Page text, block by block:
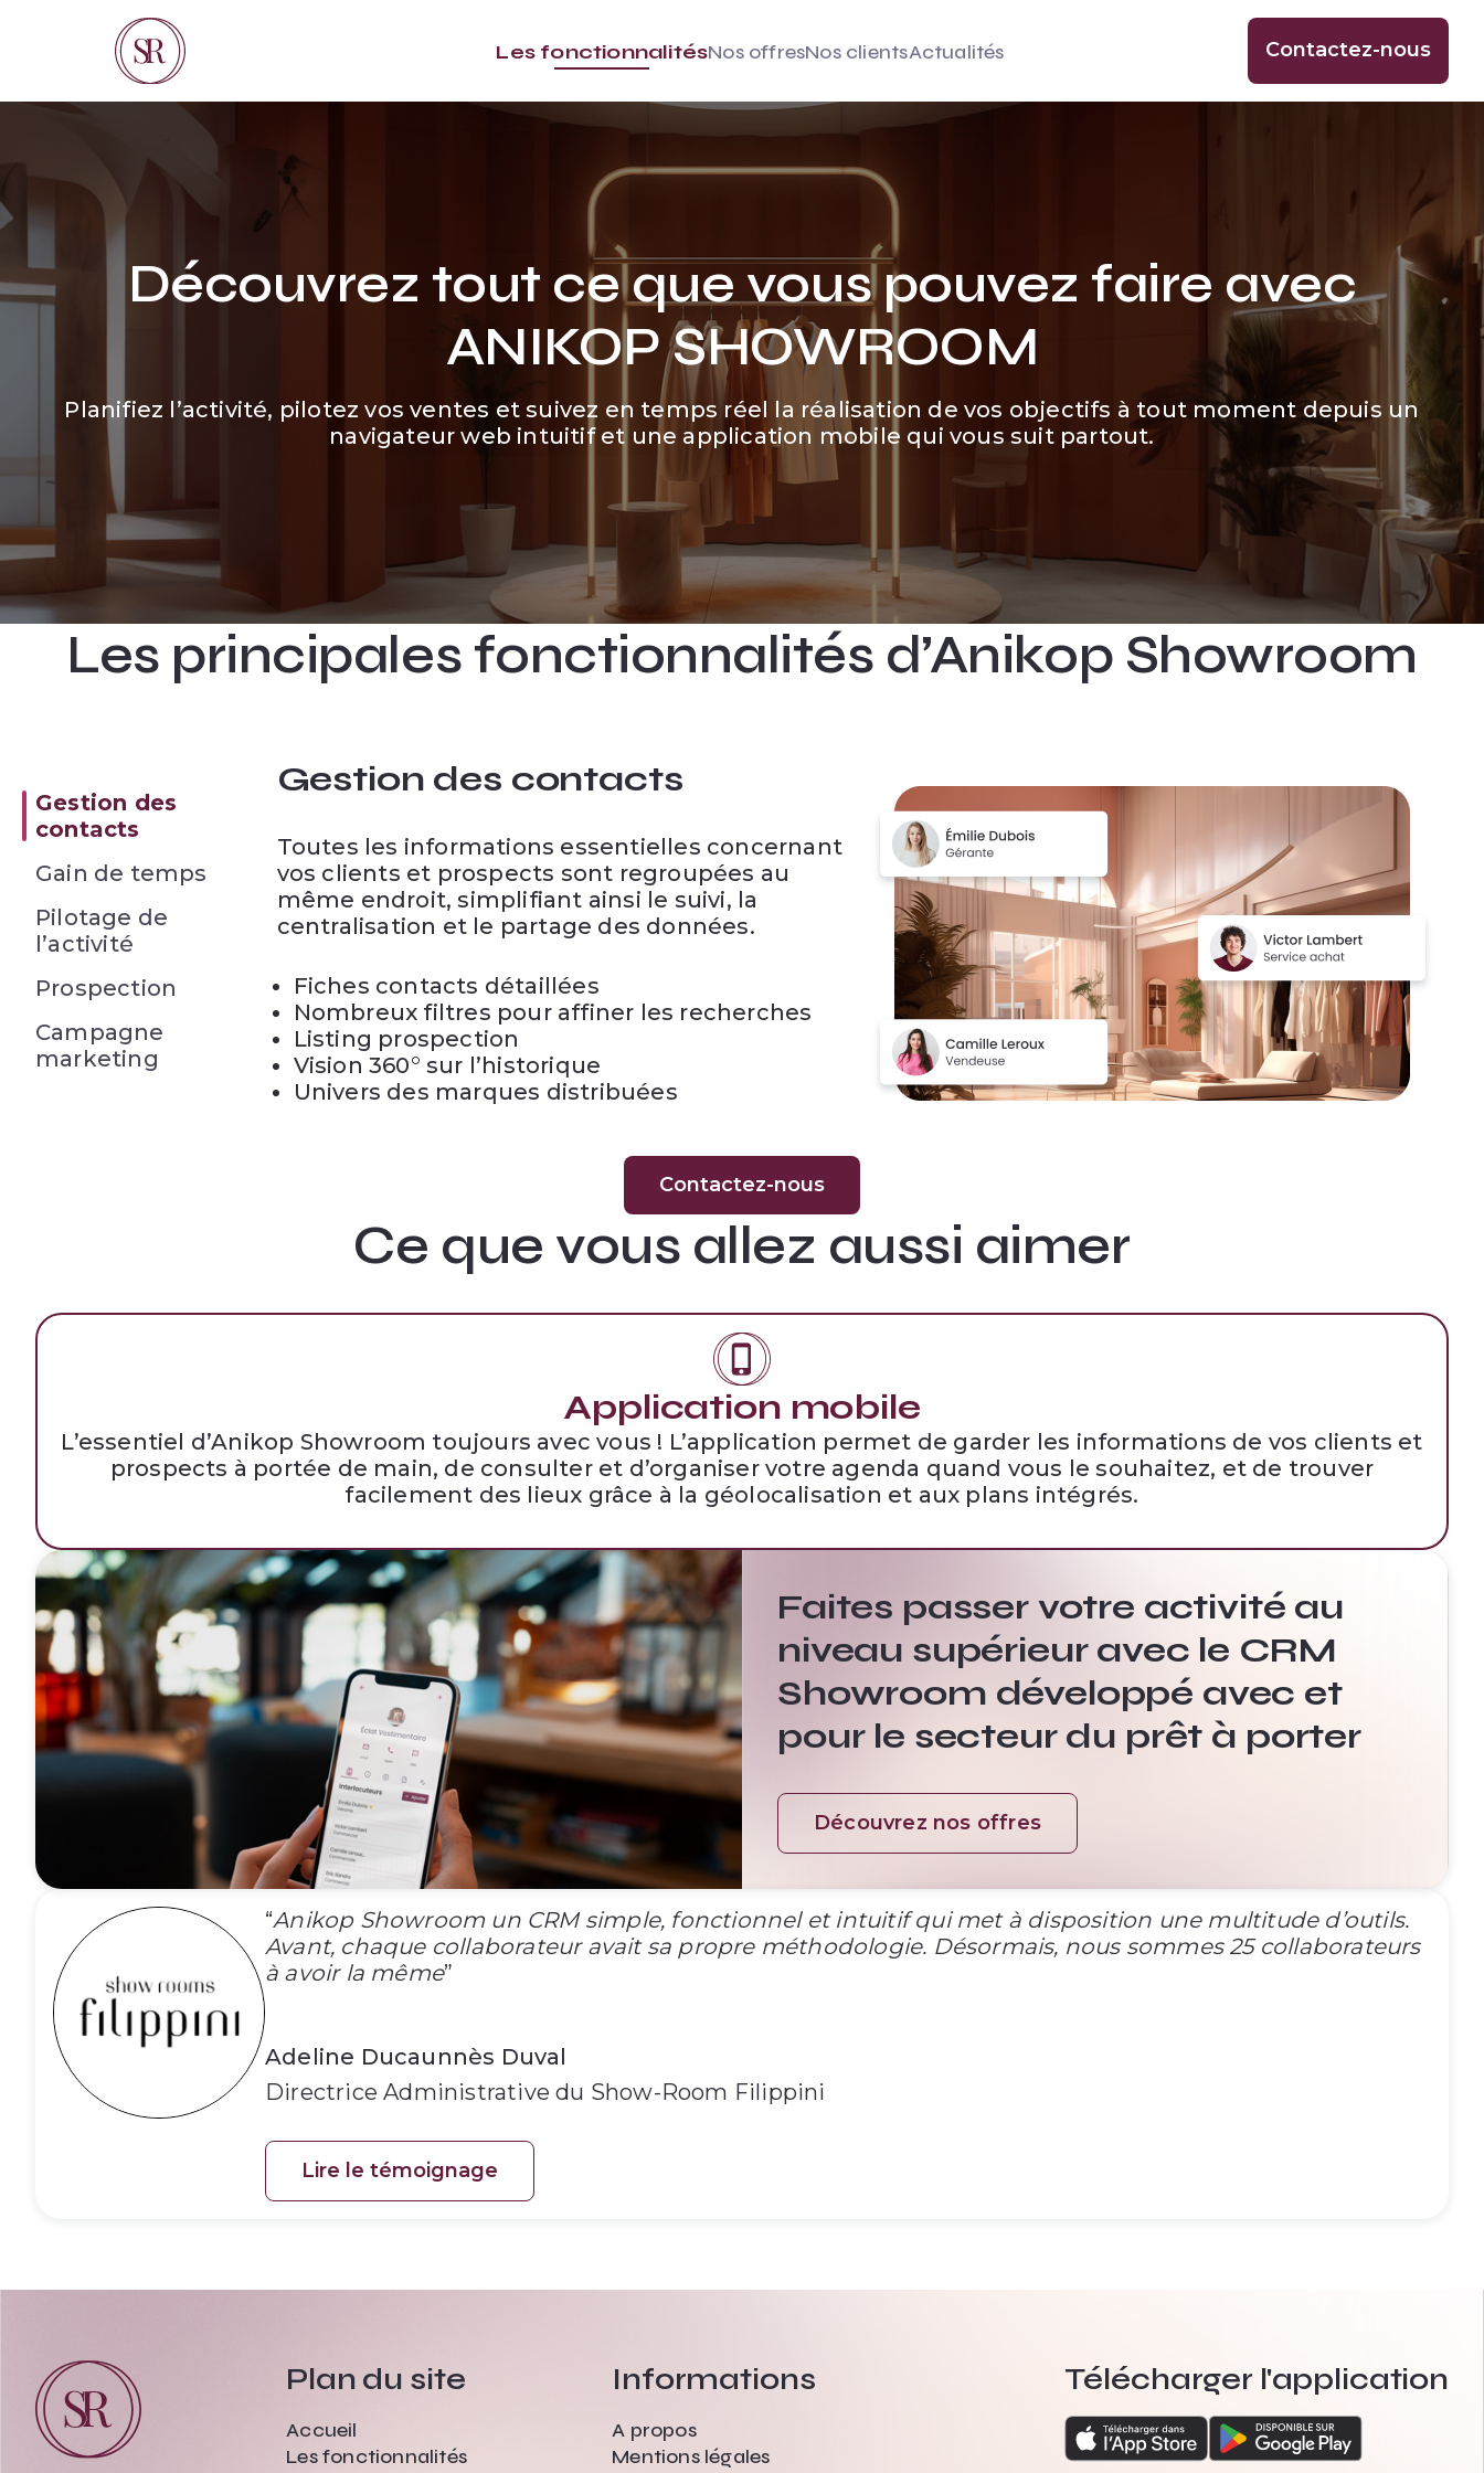
Les fonctionnalitésNos offresNos clientsActualités Contactez-nous
Découvrez tout ce que vous pouvez faire avec
ANIKOP SHOWROOM
Planifiez l’activité, pilotez vos ventes et suivez en temps réel la réalisation de vos objectifs à tout moment depuis un
navigateur web intuitif et une application mobile qui vous suit partout.
Les principales fonctionnalités d’Anikop Showroom
Gestion des
contacts
Gain de temps
Pilotage de
l’activité
Prospection
Campagne
marketing
Gestion des contacts
Toutes les informations essentielles concernant
vos clients et prospects sont regroupées au
même endroit, simplifiant ainsi le suivi, la
centralisation et le partage des données.
Fiches contacts détaillées
Nombreux filtres pour affiner les recherches
Listing prospection
Vision 360° sur l’historique
Univers des marques distribuées
Contactez-nous
Ce que vous allez aussi aimer
Application mobile
L’essentiel d’Anikop Showroom toujours avec vous ! L’application permet de garder les informations de vos clients et
prospects à portée de main, de consulter et d’organiser votre agenda quand vous le souhaitez, et de trouver
facilement des lieux grâce à la géolocalisation et aux plans intégrés.
Faites passer votre activité au
niveau supérieur avec le CRM
Showroom développé avec et
pour le secteur du prêt à porter
Découvrez nos offres
“Anikop Showroom un CRM simple, fonctionnel et intuitif qui met à disposition une multitude d’outils.
Avant, chaque collaborateur avait sa propre méthodologie. Désormais, nous sommes 25 collaborateurs
à avoir la même”
Adeline Ducaunnès Duval
Directrice Administrative du Show-Room Filippini
Lire le témoignage
Plan du site
Accueil
Les fonctionnalités
Informations
A propos
Mentions légales
Télécharger l'application